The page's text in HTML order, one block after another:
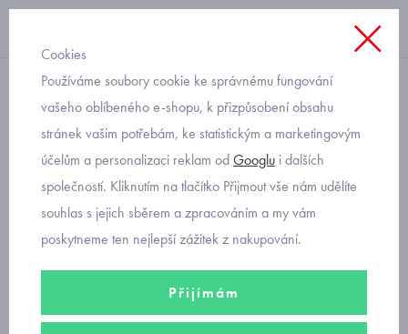
noční košile
dívčí noční košile dlouhý
rukáv
Hřejivé pohodlí pro chladné noci - dívčí noční košile s dlouhými
rukávy.
Filtry
Cookies
Používáme soubory cookie ke správnému fungování
vašeho oblíbeného e-shopu, k přizpůsobení obsahu
stránek vašim potřebám, ke statistickým a marketingovým
účelům a personalizaci reklam odGooglu i dalších
společností. Kliknutím na tlačítko Přijmout vše nám udělíte
souhlas s jejich sběrem a zpracováním a my vám
poskytneme ten nejlepší zážitek z nakupování.
Přijímám